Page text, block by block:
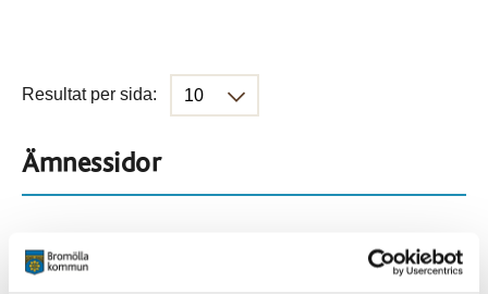
Resultat per sida:
Ämnessidor
901
Hela webbplatsen